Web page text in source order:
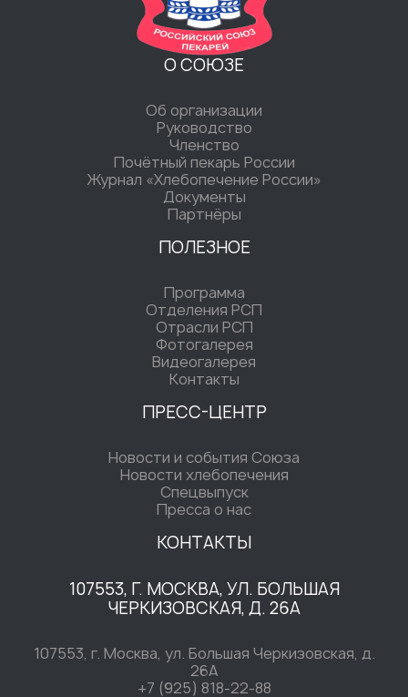
О СОЮЗЕ
Об организации
Руководство
Членство
Почётный пекарь России
Журнал «Хлебопечение России»
Документы
Партнёры
ПОЛЕЗНОЕ
Программа
Отделения РСП
Отрасли РСП
Фотогалерея
Видеогалерея
Контакты
ПРЕСС-ЦЕНТР
Новости и события Союза
Новости хлебопечения
Спецвыпуск
Пресса о нас
КОНТАКТЫ
107553, Г. МОСКВА, УЛ. БОЛЬШАЯ
ЧЕРКИЗОВСКАЯ, Д. 26А
107553, г. Москва, ул. Большая Черкизовская, д.
26А
+7 (925) 818-22-88